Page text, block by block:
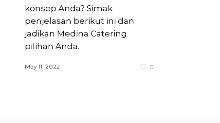
konsep Anda? Simak
penjelasan berikut ini dan
jadikan Medina Catering
pilihan Anda.
May 11, 2022 0